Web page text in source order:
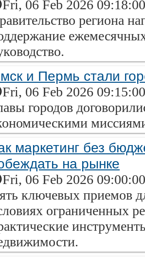
06 Feb 2026
региона
и Пермь стали
06 Feb 2026
городов
маркетинг без
на рынке
06 Feb 2026
ключевых приемов
ограниченных